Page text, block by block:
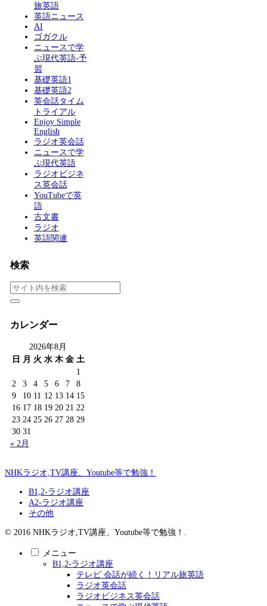
旅英語
英語ニュース
AI
ゴガクル
ニュースで学
ぶ現代英語-予
習
基礎英語1
基礎英語2
英会話タイム
トライアル
Enjoy Simple
English
ラジオ英会話
ニュースで学
ぶ現代英語
ラジオビジネ
ス英会話
YouTubeで英
語
古文書
ラジオ
英語関連
検索
カレンダー
2026年8月
日
月 火 水 木 金 土
1
2
3 4 5 6 7
8
9
10 11 12 13 14 15
16 17 18 19 20 21 22
23 24 25 26 27 28 29
30 31
« 2月
NHKラジオ,TV講座、Youtube等で勉強！
B1,2-ラジオ講座
A2-ラジオ講座
その他
© 2016 NHKラジオ,TV講座、Youtube等で勉強！.
メニュー
B1,2-ラジオ講座
テレビ 会話が続く！リアル旅英語
ラジオ英会話
ラジオビジネス英会話